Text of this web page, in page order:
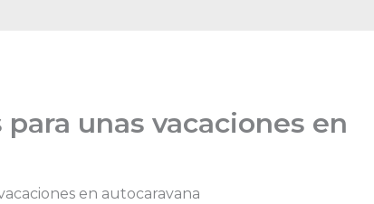
unas vacaciones en
en autocaravana